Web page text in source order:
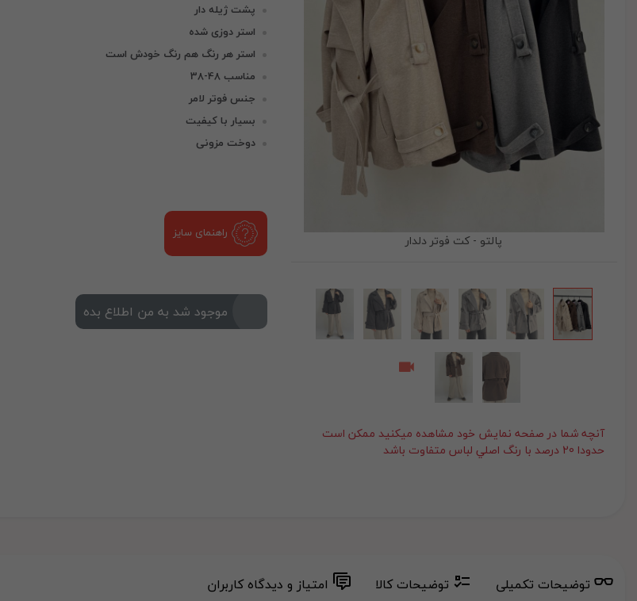
پالتو - کت فوتر دلدار
آنچه شما در صفحه نمايش خود مشاهده ميکنيد ممکن است
حدودا 20 درصد با رنگ اصلي لباس متفاوت باشد
پشت ژیله دار
استر دوزی شده
استر هر رنگ هم رنگ خودش است
مناسب 48-38
جنس فوتر لامر
بسیار با کیفیت
دوخت مزونی
راهنمای سایز
موجود شد به من اطلاع بده
توضیحات تکمیلی توضیحات کالا امتیاز و دیدگاه کاربران